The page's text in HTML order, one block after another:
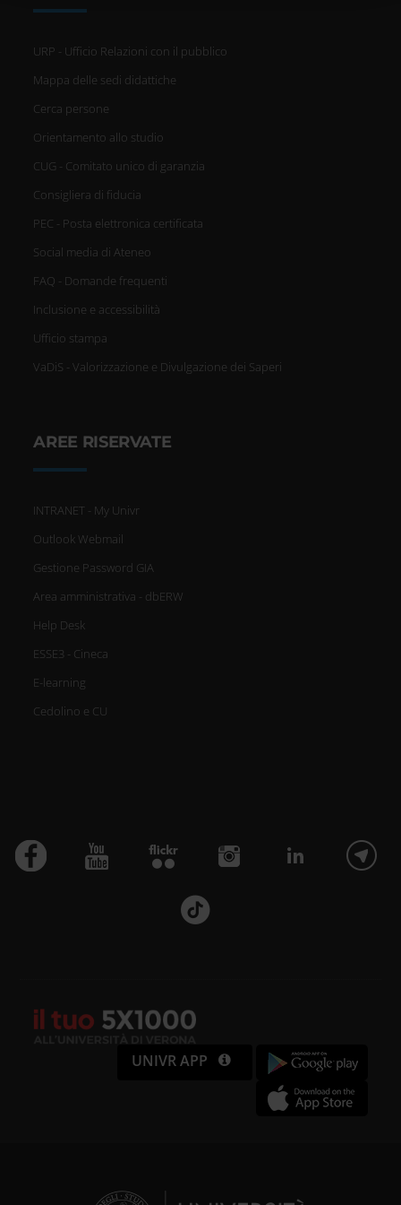
raccolto dal tuo utilizzo dei loro servizi.
URP - Ufficio Relazioni con il pubblico
Mappa delle sedi didattiche
Cerca persone
Orientamento allo studio
CUG - Comitato unico di garanzia
Consigliera di fiducia
PEC - Posta elettronica certificata
Social media di Ateneo
FAQ - Domande frequenti
Inclusione e accessibilità
Ufficio stampa
VaDiS - Valorizzazione e Divulgazione dei Saperi
AREE RISERVATE
INTRANET - My Univr
Outlook Webmail
Gestione Password GIA
Area amministrativa - dbERW
Help Desk
ESSE3 - Cineca
E-learning
Cedolino e CU
UNIVR APP